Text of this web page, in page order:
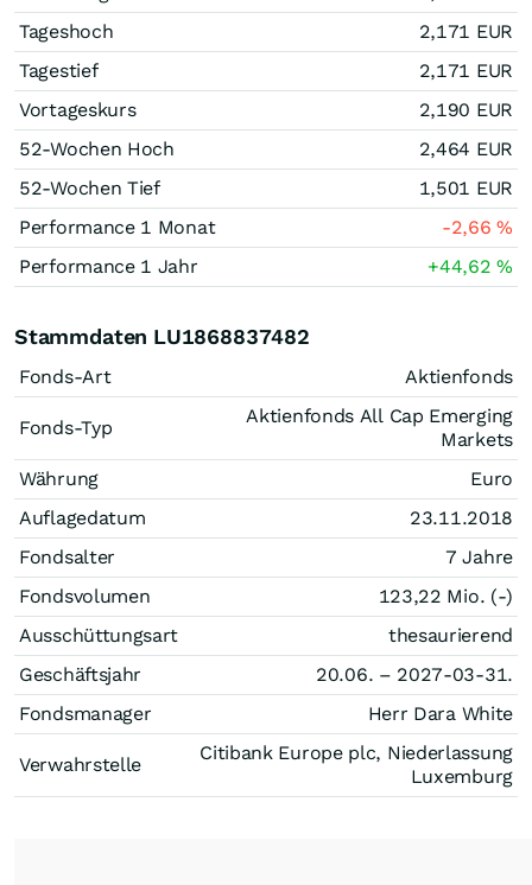
Tageshoch
2,171 EUR
Tagestief
2,171 EUR
Vortageskurs
2,190 EUR
52-Wochen Hoch
2,464 EUR
52-Wochen Tief
1,501 EUR
Performance 1 Monat
-2,66%
Performance 1 Jahr
+44,62%
Stammdaten LU1868837482
Fonds-Art Aktienfonds
Fonds-Typ
Aktienfonds All Cap Emerging
Markets
Währung
Euro
Auflagedatum
23.11.2018
Fondsalter
7 Jahre
Fondsvolumen
123,22 Mio. (-)
Ausschüttungsart
thesaurierend
Geschäftsjahr
20.06. – 2027-03-31.
Fondsmanager
Herr Dara White
Verwahrstelle
Citibank Europe plc, Niederlassung
Luxemburg